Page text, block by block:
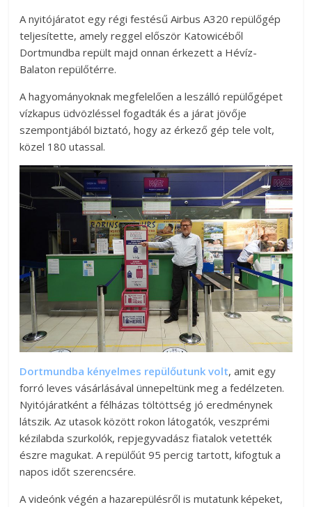
A nyitójáratot egy régi festésű Airbus A320 repülőgép
teljesítette, amely reggel először Katowicéből
Dortmundba repült majd onnan érkezett a Hévíz-
Balaton repülőtérre.
A hagyományoknak megfelelően a leszálló repülőgépet
vízkapus üdvözléssel fogadták és a járat jövője
szempontjából biztató, hogy az érkező gép tele volt,
közel 180 utassal.
Dortmundba kényelmes repülőutunk volt, amit egy
forró leves vásárlásával ünnepeltünk meg a fedélzeten.
Nyitójáratként a félházas töltöttség jó eredménynek
látszik. Az utasok között rokon látogatók, veszprémi
kézilabda szurkolók, repjegyvadász fiatalok vetették
észre magukat. A repülőút 95 percig tartott, kifogtuk a
napos időt szerencsére.
A videónk végén a hazarepülésről is mutatunk képeket,